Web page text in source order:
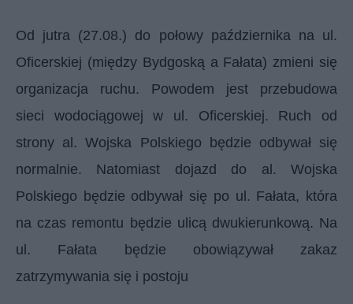
Od jutra (27.08.) do połowy października na ul.
Oficerskiej (między Bydgoską a Fałata) zmieni się
organizacja ruchu. Powodem jest przebudowa
sieci wodociągowej w ul. Oficerskiej. Ruch od
strony al. Wojska Polskiego będzie odbywał się
normalnie. Natomiast dojazd do al. Wojska
Polskiego będzie odbywał się po ul. Fałata, która
na czas remontu będzie ulicą dwukierunkową. Na
ul. Fałata będzie obowiązywał zakaz
zatrzymywania się i postoju